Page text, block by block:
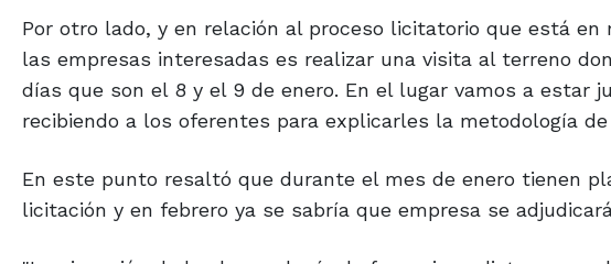
Por otro lado, y en relación al proceso licitatorio que está
las empresas interesadas es realizar una visita al terreno
días que son el 8 y el 9 de enero. En el lugar vamos a estar
recibiendo a los oferentes para explicarles la metodología
En este punto resaltó que durante el mes de enero tienen
licitación y en febrero ya se sabría que empresa se